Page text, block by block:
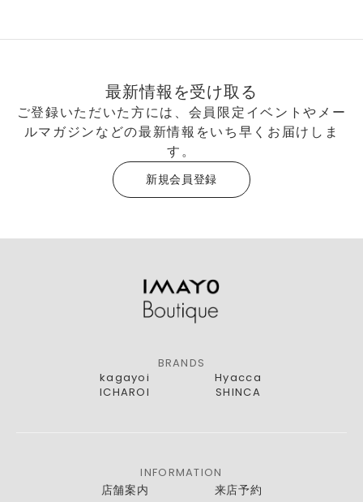
最新情報を受け取る
ご登録いただいた方には、会員限定イベントやメー
ルマガジンなどの最新情報をいち早くお届けしま
す。
新規会員登録
BRANDS
kagayoi
Hyacca
ICHAROI
SHINCA
INFORMATION
店舗案内 来店予約